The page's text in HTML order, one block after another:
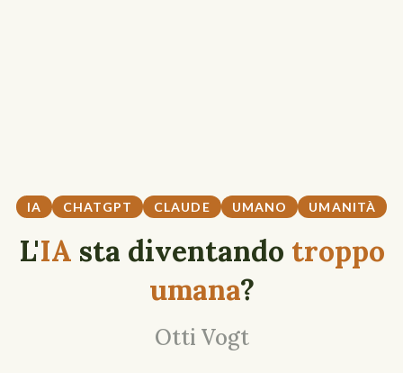
IA CHATGPT CLAUDE UMANO UMANITÀ
L'IA sta diventando troppo
umana?
Otti Vogt